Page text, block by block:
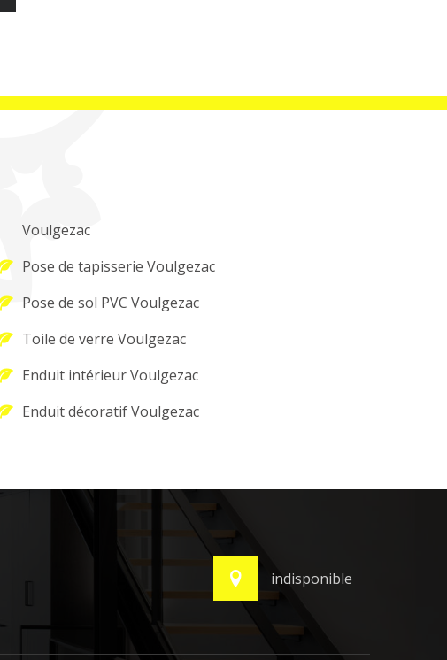
Voulgezac
Pose de tapisserie Voulgezac
Pose de sol PVC Voulgezac
Toile de verre Voulgezac
Enduit intérieur Voulgezac
Enduit décoratif Voulgezac
indisponible